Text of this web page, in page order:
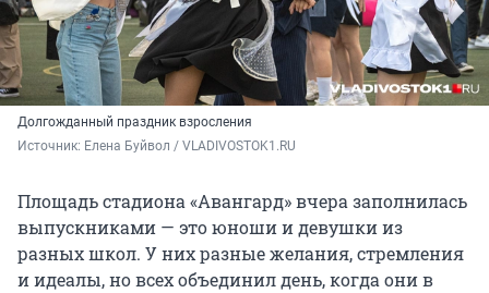
Долгожданный праздник взросления
Источник: Елена Буйвол / VLADIVOSTOK1.RU
Площадь стадиона «Авангард» вчера заполнилась
выпускниками — это юноши и девушки из
разных школ. У них разные желания, стремления
и идеалы, но всех объединил день, когда они в